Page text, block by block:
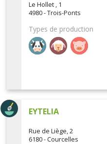
Le Hollet , 1
4980 - Trois-Ponts
Types de production
EYTELIA
Rue de Liège, 2
6180 - Courcelles